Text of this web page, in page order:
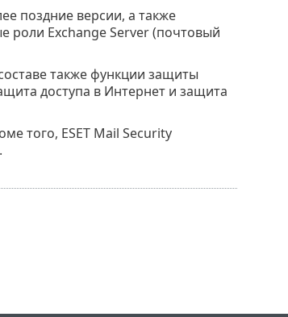
поздние версии, а также
роли Exchange Server (почтовый
также функции защиты
доступа в Интернет и защита
того, ESET Mail Security